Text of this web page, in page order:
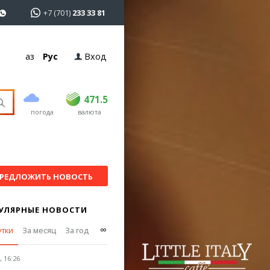
+7 (701) 233 33 81
Қаз Рус Вход
погода
471.5
USD 470 471.5
EUR валюта
НОВОСТЬ
НОВОСТИ
За месяц За год ∞
16:26